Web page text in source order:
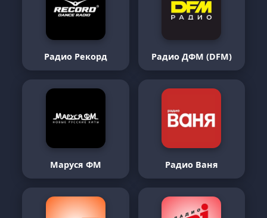
Радио Рекорд Радио ДФМ (DFM)
Маруся ФМ Радио Ваня